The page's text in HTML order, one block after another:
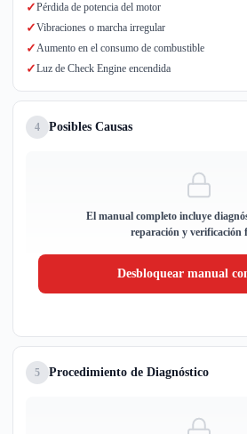
✓Pérdida de potencia del motor
✓Vibraciones o marcha irregular
✓Aumento en el consumo de combustible
✓Luz de Check Engine encendida
4 Posibles Causas
El manual completo incluye
reparación y verificación
Desbloquear manual
5 Procedimiento de Diagnóstico